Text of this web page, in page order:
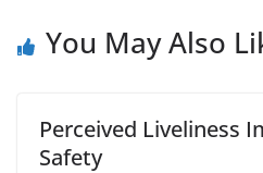
You May Also
Perceived Liveliness
Safety